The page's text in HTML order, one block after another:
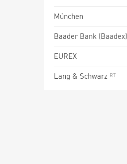
München
Baader Bank (Baadex)
EUREX
Lang & Schwarz